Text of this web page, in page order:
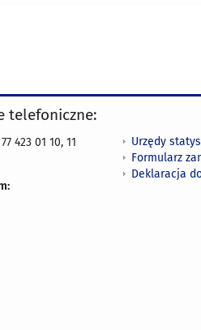
telefoniczne:
423 01 10, 11
Urzędy
Formularz
Deklaracja